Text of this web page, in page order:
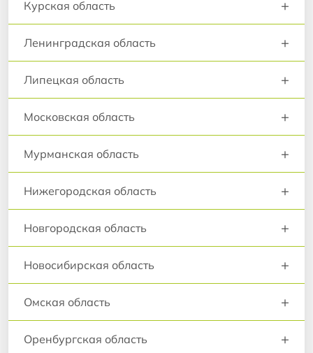
Курская область +
Ленинградская область +
Липецкая область +
Московская область +
Мурманская область +
Нижегородская область +
Новгородская область +
Новосибирская область +
Омская область +
Оренбургская область +